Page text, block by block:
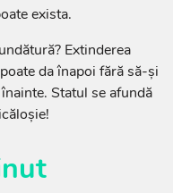
exista.
Extinderea
da înapoi fără să-și
Statul se afundă